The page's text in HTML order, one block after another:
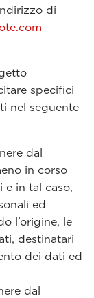
di
specifici
nel seguente
dal
in corso
e in tal caso,
ed
l’origine, le
destinatari
dei dati ed
dal